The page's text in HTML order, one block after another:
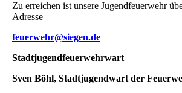
Zu erreichen ist unsere Jugendfeuerwehr
Adresse
feuerwehr@siegen.de
Stadtjugendfeuerwehrwart
Sven Böhl, Stadtjugendwart der